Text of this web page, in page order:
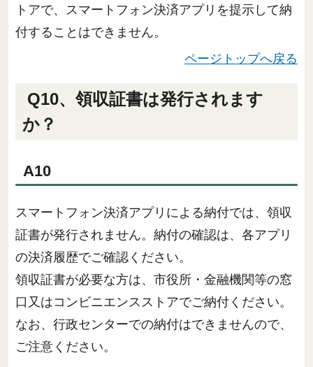
トアで、スマートフォン決済アプリを提示して納
付することはできません。
ページトップへ戻る
Q10、領収証書は発行されます
か？
A10
スマートフォン決済アプリによる納付では、領収
証書が発行されません。納付の確認は、各アプリ
の決済履歴でご確認ください。
領収証書が必要な方は、市役所・金融機関等の窓
口又はコンビニエンスストアでご納付ください。
なお、行政センターでの納付はできませんので、
ご注意ください。